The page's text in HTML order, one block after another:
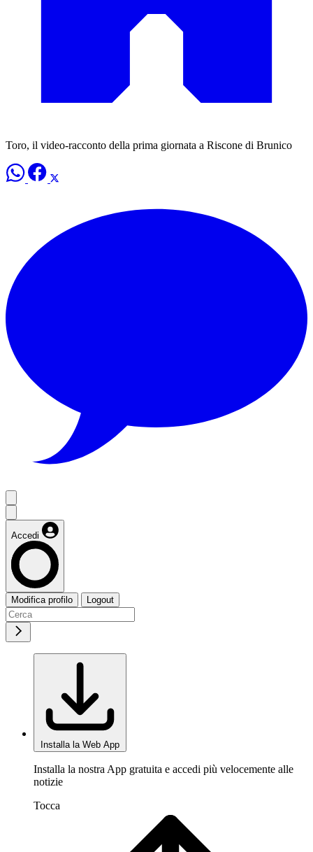
Toro, il video-racconto della prima giornata a Riscone di Brunico
Accedi
Modifica profilo Logout
Installa la Web App
Installa la nostra App gratuita e accedi più velocemente alle
notizie
Tocca